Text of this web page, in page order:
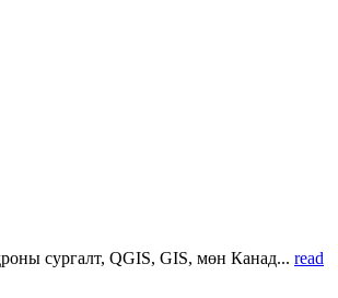
сургалт, QGIS, GIS, мөн Канад... read